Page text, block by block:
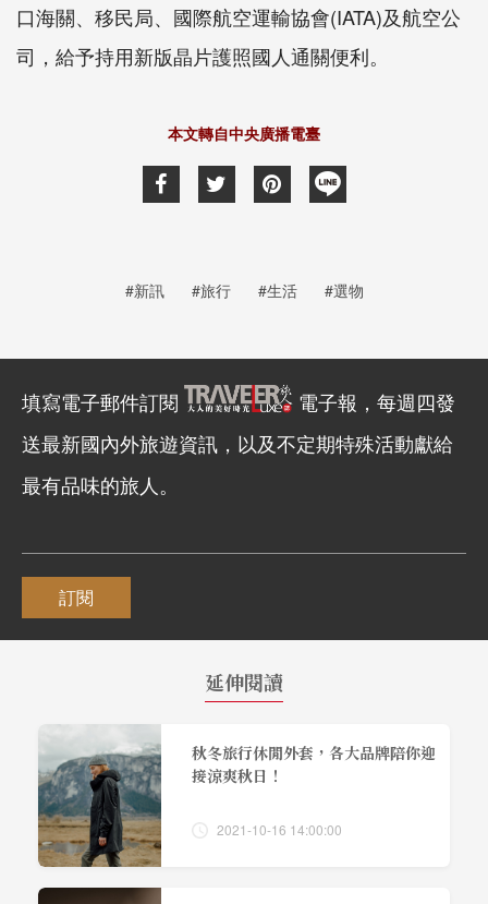
口海關、移民局、國際航空運輸協會(IATA)及航空公
司，給予持用新版晶片護照國人通關便利。
本文轉自中央廣播電臺
#新訊 #旅行 #生活 #選物
填寫電子郵件訂閱
電子報，每週四發
送最新國內外旅遊資訊，以及不定期特殊活動獻給
最有品味的旅人。
訂閱
延伸閱讀
秋冬旅行休閒外套，各大品牌陪你迎
接涼爽秋日！
2021-10-16 14:00:00